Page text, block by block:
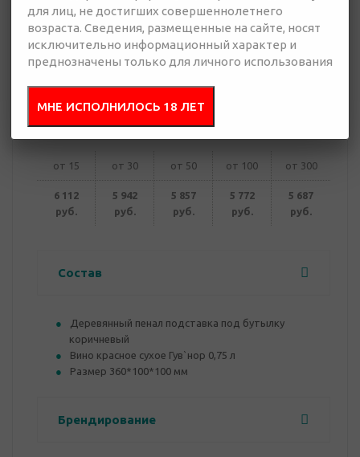
5 687 руб.
презентацию
от 15 от 30 от 50 от 100 от 300
6 112
руб.
5 942
руб.
5 857
руб.
5 772
руб.
5 687
руб.
Состав
Деревянный пенал подставка под бутылку
коричневый
Вино красное сухое Гув`нор 0,75 л
Размер 360*100*100 мм
Брендирование
для лиц, не достигших совершеннолетнего
возраста. Сведения, размещенные на сайте, носят
исключительно информационный характер и
преднозначены только для личного использования
МНЕ ИСПОЛНИЛОСЬ 18 ЛЕТ